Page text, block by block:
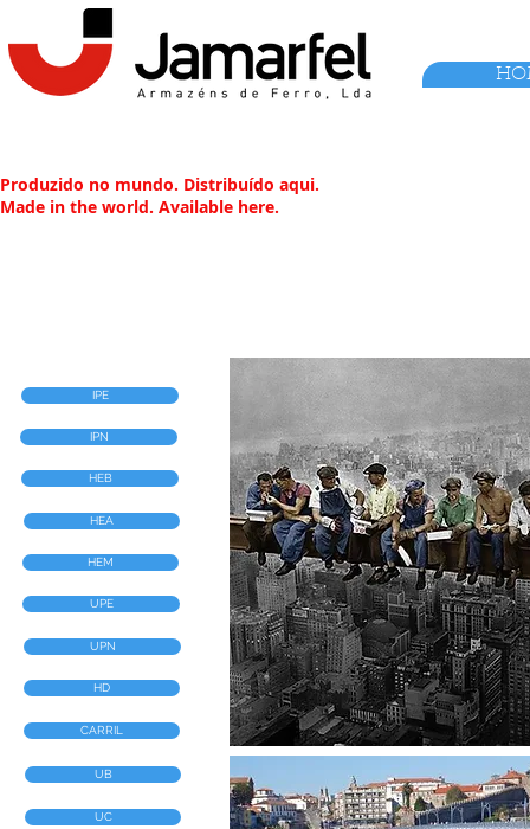
Produzido no mundo. Distribuído aqui.
Made in the world. Available here.
IPE
IPN
HEB
HEA
HEM
UPE
UPN
HD
CARRIL
UB
UC